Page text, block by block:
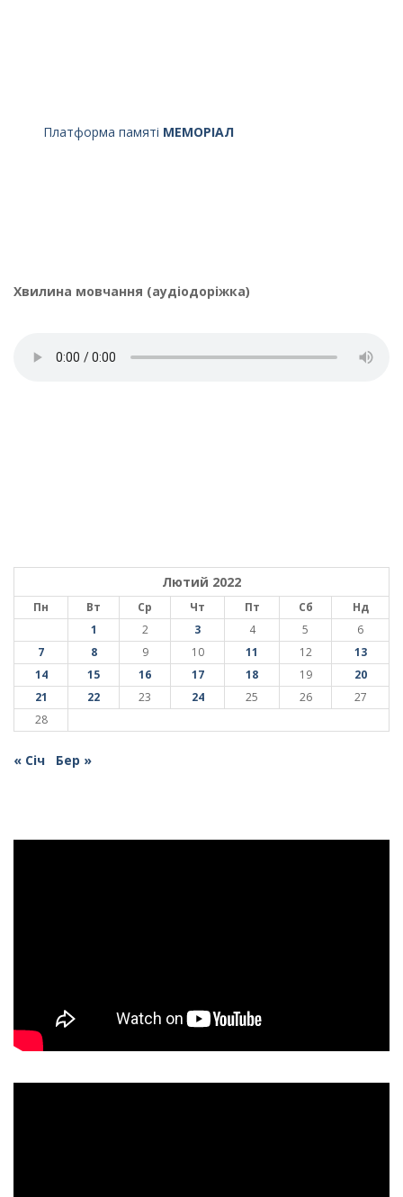
Платформа памяті МЕМОРІАЛ
Хвилина мовчання (аудіодоріжка)
Лютий 2022
Пн Вт Ср Чт Пт Сб
Нд
1
2 3 4 5
6
7
8 9 10 11 12
13
14
15 16 17 18 19
20
21
22 23 24 25 26
27
28
« Січ Бер »